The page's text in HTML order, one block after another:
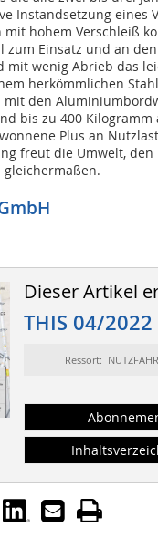
Instandsetzung eines
hohem Verschleiß
zum Einsatz und an
mit wenig Abrieb das
herkömmlichen
mit den
bis zu 400 Kilogramm
Plus an
freut die Umwelt, den
Dieser Artikel
THIS 04/2022
Ressort: